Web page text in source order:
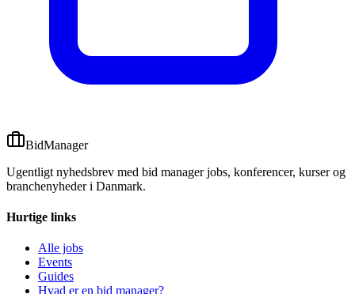
BidManager
Ugentligt nyhedsbrev med bid manager jobs, konferencer, kurser og
branchenyheder i Danmark.
Hurtige links
Alle jobs
Events
Guides
Hvad er en bid manager?